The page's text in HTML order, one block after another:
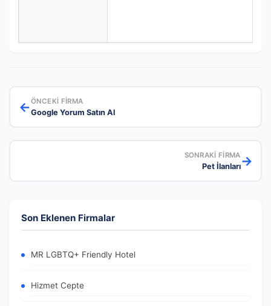
←ÖNCEKI FIRMA
Google Yorum Satın Al
SONRAKI FIRMA
Pet İlanları→
Son Eklenen Firmalar
MR LGBTQ+ Friendly Hotel
Hizmet Cepte